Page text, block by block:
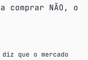
comprar NÃO, o
diz que o mercado